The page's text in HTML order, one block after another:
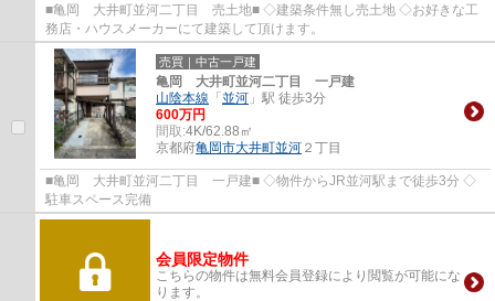
■亀岡 大井町並河二丁目 売土地■ ◇建築条件無し売土地 ◇お好きな工
務店・ハウスメーカーにて建築して頂けます。
売買｜中古一戸建
亀岡 大井町並河二丁目 一戸建
山陰本線 「並河 」駅 徒歩3分
600万円
間取:4K/62.88㎡
京都府亀岡市大井町並河 ２丁目
■亀岡 大井町並河二丁目 一戸建■ ◇物件からJR並河駅まで徒歩3分 ◇
駐車スペース完備
会員限定物件
こちらの物件は無料会員登録により閲覧が可能にな
ります。